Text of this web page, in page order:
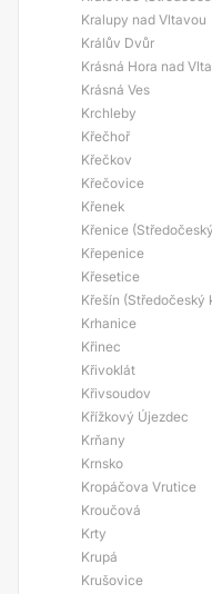
Kralupy nad Vltavou
Králův Dvůr
Krásná Hora nad
Krásná Ves
Krchleby
Křečhoř
Křečkov
Křečovice
Křenek
Křenice
Křepenice
Křesetice
Křešín (Středočeský
Krhanice
Křinec
Křivoklát
Křivsoudov
Křížkový Újezdec
Krňany
Krnsko
Kropáčova Vrutice
Kroučová
Krty
Krupá
Krušovice